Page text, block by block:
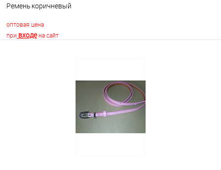
Ремень коричневый
оптовая цена
при входена сайт
Недоступно